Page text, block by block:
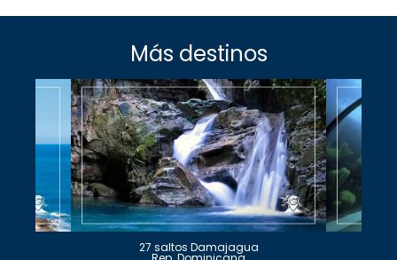
Más destinos
27 saltos Damajagua